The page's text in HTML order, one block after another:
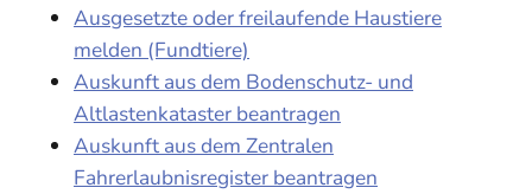
Ausgesetzte oder freilaufende Haustiere
melden (Fundtiere)
Auskunft aus dem Bodenschutz- und
Altlastenkataster beantragen
Auskunft aus dem Zentralen
Fahrerlaubnisregister beantragen